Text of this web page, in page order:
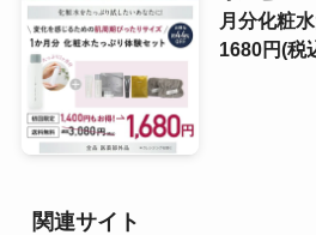
月分化粧
1680円(税
関連サイト